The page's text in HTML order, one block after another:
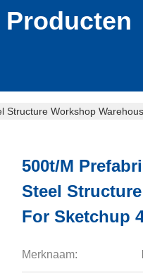
Producten
Workshop
500t/M
Steel
For Sketchup
Merknaam: